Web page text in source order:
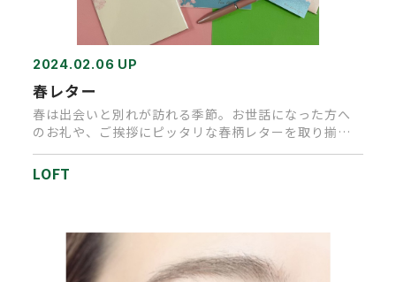
2024.02.06 UP
春レター
春は出会いと別れが訪れる季節。お世話になった方へ
のお礼や、ご挨拶にピッタリな春柄レターを取り揃え
ました。気持ちと共に、ひ…
LOFT